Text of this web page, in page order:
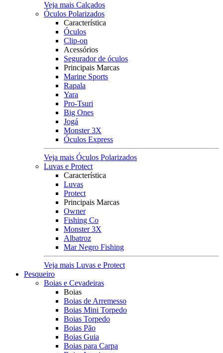
Veja mais Calçados
Óculos Polarizados
Característica
Óculos
Clip-on
Acessórios
Segurador de óculos
Principais Marcas
Marine Sports
Rapala
Yara
Pro-Tsuri
Big Ones
Jogá
Monster 3X
Óculos Express
Veja mais Óculos Polarizados
Luvas e Protect
Característica
Luvas
Protect
Principais Marcas
Owner
Fishing Co
Monster 3X
Albatroz
Mar Negro Fishing
Veja mais Luvas e Protect
Pesqueiro
Boias e Cevadeiras
Boias
Boias de Arremesso
Boias Mini Torpedo
Boias Torpedo
Boias Pão
Boias Guia
Boias para Carpa